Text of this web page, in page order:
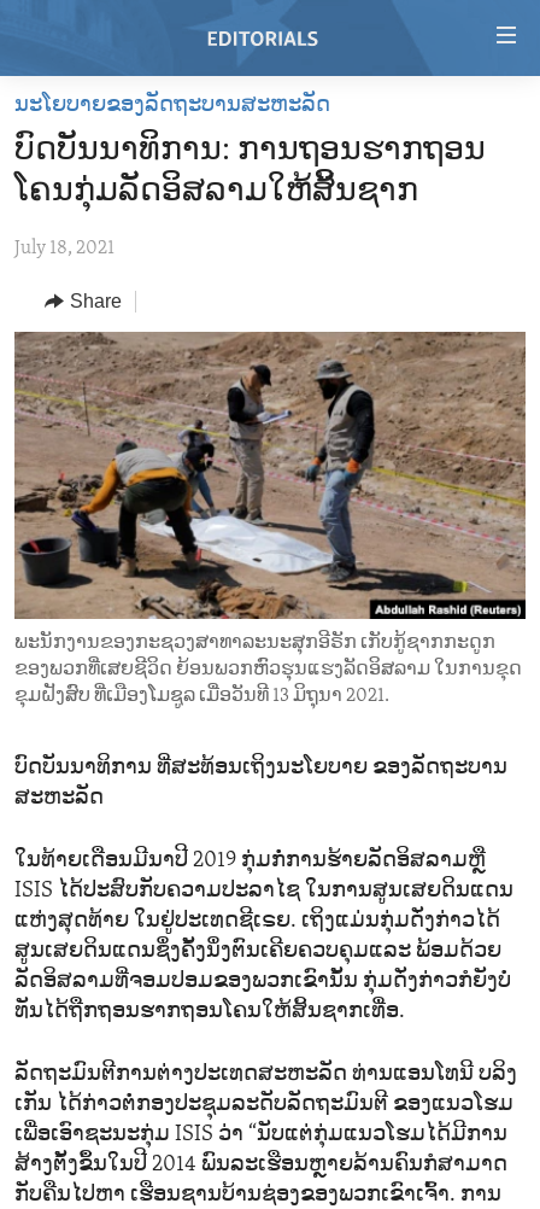
Skip
main
content
to
Navigation
Skip
to
Search
HOME
VIDEO
REGIONS
AFRICA
AMERICAS
ASIA
EUROPE
MIDDLE EAST
TOPICS
HUMAN RIGHTS
SECURITY AND DEFENSE
AID AND DEVELOPMENT
DEMOCRACY AND GOVERNANCE
ECONOMY AND TRADE
ENVIRONMENT AND HEALTH
IDEALS AND INSTITUTIONS
ARCHIVE
ABOUT US
ນະໂຍບາຍຂອງລັດຖະບານສະຫະລັດ
ບົດບັນນາທິການ: ການຖອນຮາກຖອນ
ໂຄນກຸ່ມລັດອິສລາມໃຫ້ສິ້ນຊາກ
July 18, 2021
Share
ພະນັກງານຂອງກະຊວງສາທາລະນະສຸກອີຣັກ ເກັບກູ້ຊາກກະດູກ
ຂອງພວກທີ່ເສຍຊີວິດ ຍ້ອນພວກຫົວຮຸນແຮງລັດອິສລາມ ໃນການຂຸດ
ຂຸມຝັງສົບ ທີ່ເມືອງໂມຊູລ ເມື່ອວັນທີ 13 ມິຖຸນາ 2021.
ບົດບັນນາທິການ ທີ່ສະທ້ອນເຖິງນະໂຍບາຍ ຂອງລັດຖະບານ
ສະຫະລັດ
ໃນທ້າຍເດືອນມີນາປີ 2019 ກຸ່ມກໍ່ການຮ້າຍລັດອິສລາມຫຼື
ISIS ໄດ້ປະສົບກັບຄວາມປະລາໄຊ ໃນການສູນເສຍດິນແດນ
ແຫ່ງສຸດທ້າຍ ໃນຢູ່ປະເທດຊີເຣຍ. ເຖິງແມ່ນກຸ່ມດັ່ງກ່າວໄດ້
ສູນເສຍດິນແດນຊຶ່ງຄັ້ງນຶ່ງຕົນເຄີຍຄວບຄຸມແລະ ພ້ອມດ້ວຍ
ລັດອິສລາມທີ່ຈອມປອມຂອງພວກເຂົານັ້ນ ກຸ່ມດັ່ງກ່າວກໍຍັງບໍ່
ທັນໄດ້ຖືກຖອນຮາກຖອນໂຄນໃຫ້ສິ້ນຊາກເທື່ອ.
ລັດຖະມົນຕີການຕ່າງປະເທດສະຫະລັດ ທ່ານແອນໂທນີ ບລິງ
ເກັນ ໄດ້ກ່າວຕໍ່ກອງປະຊຸມລະດັບລັດຖະມົນຕີ ຂອງແນວໂຮມ
ເພື່ອເອົາຊະນະກຸ່ມ ISIS ວ່າ “ນັບແຕ່ກຸ່ມແນວໂຮມໄດ້ມີການ
ສ້າງຕັ້ງຂຶ້ນໃນປີ 2014 ພົນລະເຮືອນຫຼາຍລ້ານຄົນກໍສາມາດ
ກັບຄືນໄປຫາ ເຮືອນຊານບ້ານຊ່ອງຂອງພວກເຂົາເຈົ້າ. ການ